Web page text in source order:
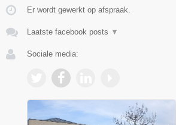
Er wordt gewerkt op afspraak.
Laatste facebook posts ▼
Sociale media: